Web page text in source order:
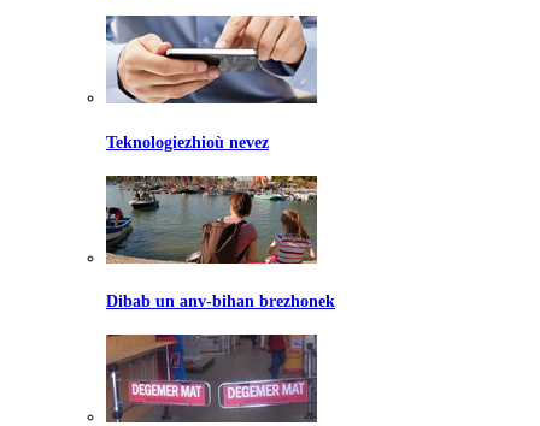
Teknologiezhioù nevez
Dibab un anv-bihan brezhonek